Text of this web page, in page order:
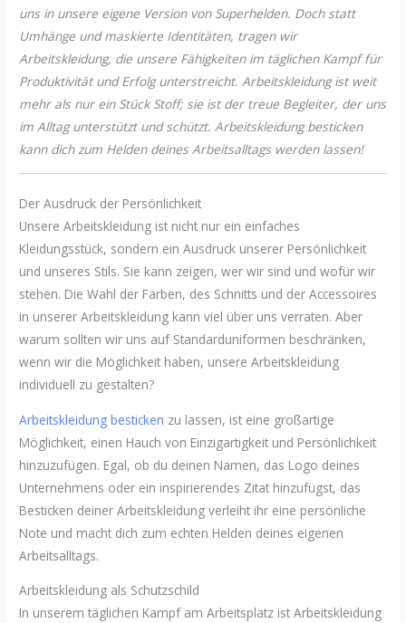
uns in unsere eigene Version von Superhelden. Doch statt
Umhänge und maskierte Identitäten, tragen wir
Arbeitskleidung, die unsere Fähigkeiten im täglichen Kampf für
Produktivität und Erfolg unterstreicht. Arbeitskleidung ist weit
mehr als nur ein Stück Stoff; sie ist der treue Begleiter, der uns
im Alltag unterstützt und schützt. Arbeitskleidung besticken
kann dich zum Helden deines Arbeitsalltags werden lassen!
Der Ausdruck der Persönlichkeit
Unsere Arbeitskleidung ist nicht nur ein einfaches
Kleidungsstück, sondern ein Ausdruck unserer Persönlichkeit
und unseres Stils. Sie kann zeigen, wer wir sind und wofür wir
stehen. Die Wahl der Farben, des Schnitts und der Accessoires
in unserer Arbeitskleidung kann viel über uns verraten. Aber
warum sollten wir uns auf Standarduniformen beschränken,
wenn wir die Möglichkeit haben, unsere Arbeitskleidung
individuell zu gestalten?
Arbeitskleidung besticken zu lassen, ist eine großartige
Möglichkeit, einen Hauch von Einzigartigkeit und Persönlichkeit
hinzuzufügen. Egal, ob du deinen Namen, das Logo deines
Unternehmens oder ein inspirierendes Zitat hinzufügst, das
Besticken deiner Arbeitskleidung verleiht ihr eine persönliche
Note und macht dich zum echten Helden deines eigenen
Arbeitsalltags.
Arbeitskleidung als Schutzschild
In unserem täglichen Kampf am Arbeitsplatz ist Arbeitskleidung